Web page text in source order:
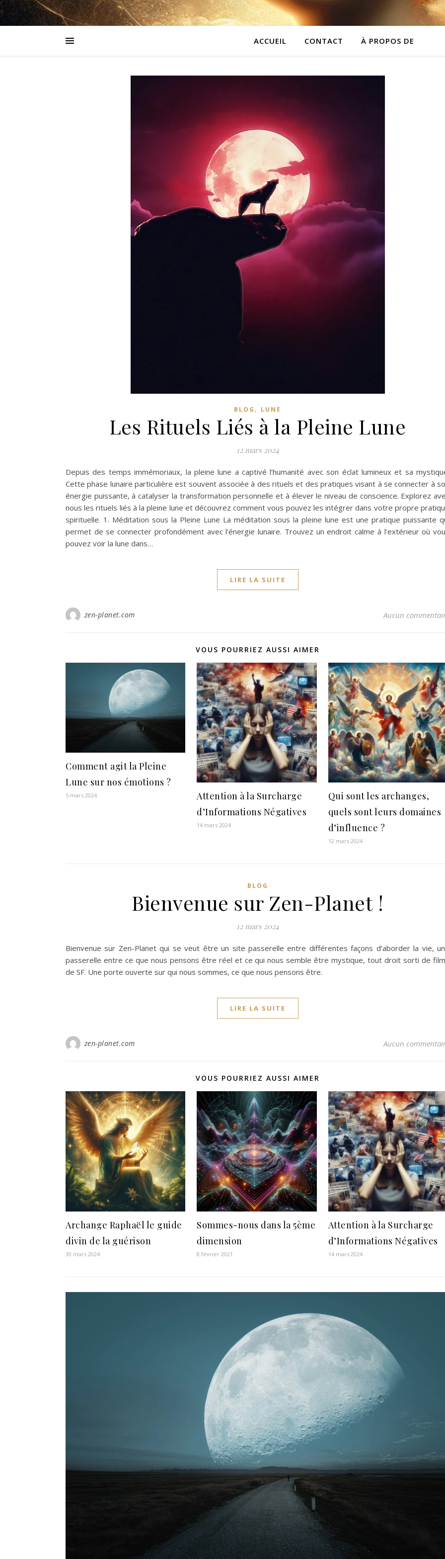
ACCUEIL CONTACT À PROPOS DE
BLOG , LUNE
Les Rituels Liés à la Pleine Lune
12 mars 2024
Depuis des temps immémoriaux, la pleine lune a captivé l’humanité avec son éclat lumineux et sa
Cette phase lunaire particulière est souvent associée à des rituels et des pratiques visant à se connecter à
énergie puissante, à catalyser la transformation personnelle et à élever le niveau de conscience. Explorez
nous les rituels liés à la pleine lune et découvrez comment vous pouvez les intégrer dans votre propre
spirituelle. 1. Méditation sous la Pleine Lune La méditation sous la pleine lune est une pratique puissante
permet de se connecter profondément avec l’énergie lunaire. Trouvez un endroit calme à l’extérieur où
pouvez voir la lune dans…
LIRE LA SUITE
zen-planet.com Aucun
VOUS POURRIEZ AUSSI AIMER
Comment agit la Pleine
Lune sur nos émotions ?
5 mars 2024
Attention à la Surcharge
d’Informations Négatives
14 mars 2024
Qui sont les archanges,
quels sont leurs domaines
d’influence ?
12 mars 2024
BLOG
Bienvenue sur Zen-Planet !
12 mars 2024
Bienvenue sur Zen-Planet qui se veut être un site passerelle entre différentes façons d’aborder la vie,
passerelle entre ce que nous pensons être réel et ce qui nous semble être mystique, tout droit sorti de
de SF. Une porte ouverte sur qui nous sommes, ce que nous pensons être.
LIRE LA SUITE
zen-planet.com Aucun
VOUS POURRIEZ AUSSI AIMER
Archange Raphaël le guide
divin de la guérison
30 mars 2024
Sommes-nous dans la 5ème
dimension
8 février 2021
Attention à la Surcharge
d’Informations Négatives
14 mars 2024